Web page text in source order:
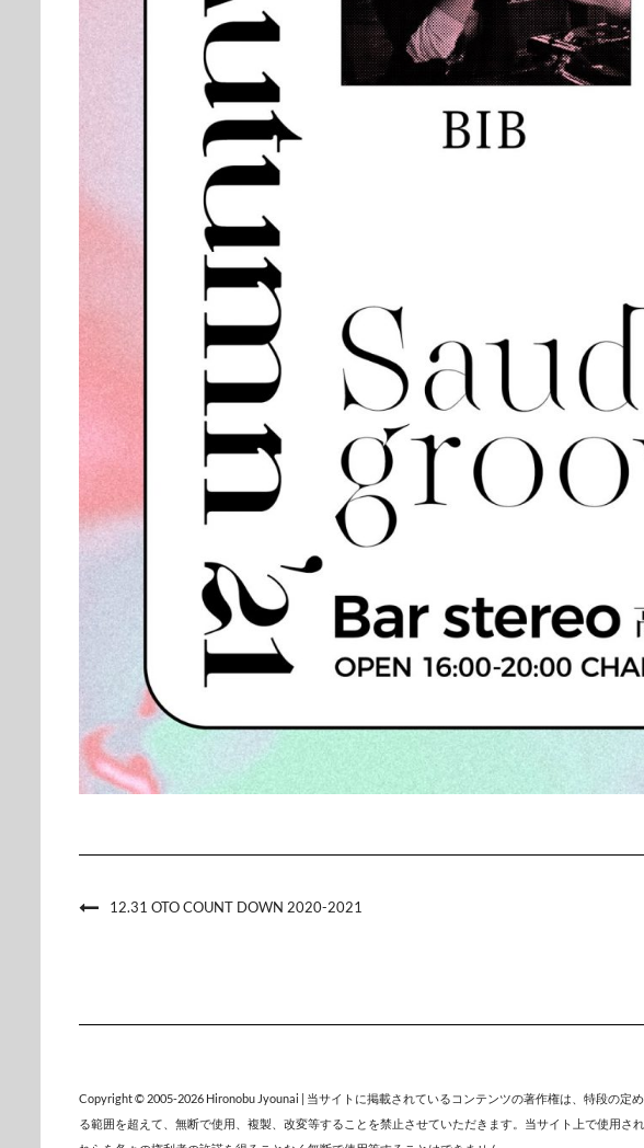
12.31 OTO COUNT DOWN 2020-2021
Copyright © 2005-2026 Hironobu Jyounai | 当サイトに掲載されているコンテンツの著作権は、特段の定め
る範囲を超えて、無断で使用、複製、改変等することを禁止させていただきます。当サイト上で使用